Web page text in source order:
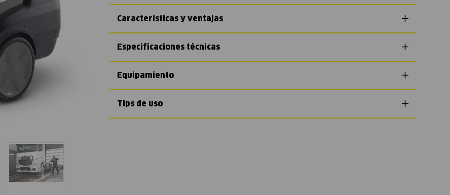
Características y ventajas
Especificaciones técnicas
Equipamiento
Tips de uso